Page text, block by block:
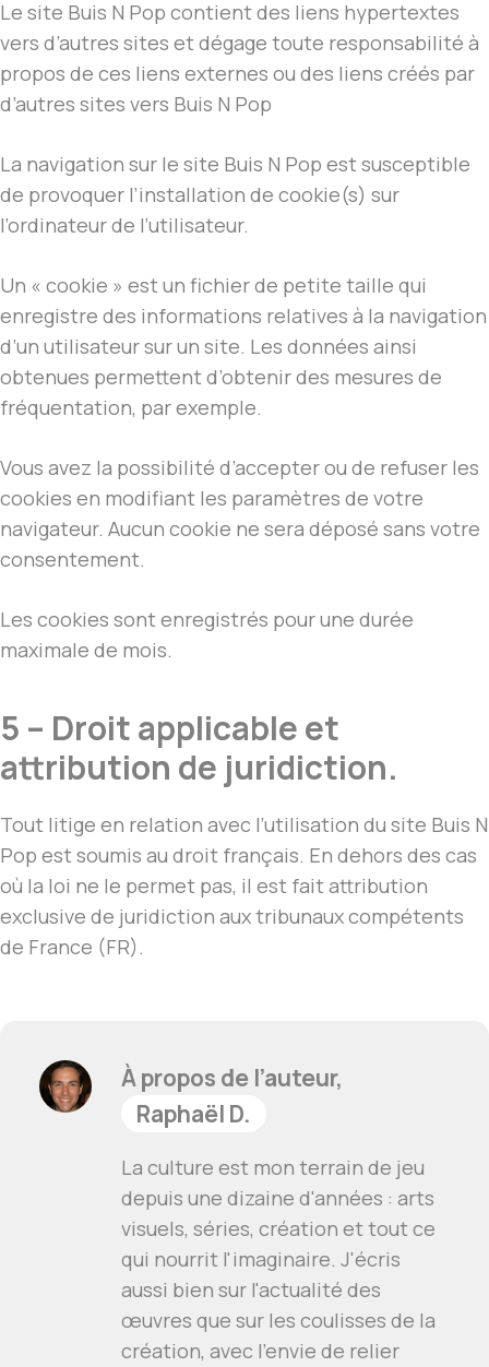
Le site Buis N Pop contient des liens hypertextes
vers d’autres sites et dégage toute responsabilité à
propos de ces liens externes ou des liens créés par
d’autres sites vers Buis N Pop
La navigation sur le site Buis N Pop est susceptible
de provoquer l’installation de cookie(s) sur
l’ordinateur de l’utilisateur.
Un « cookie » est un fichier de petite taille qui
enregistre des informations relatives à la navigation
d’un utilisateur sur un site. Les données ainsi
obtenues permettent d’obtenir des mesures de
fréquentation, par exemple.
Vous avez la possibilité d’accepter ou de refuser les
cookies en modifiant les paramètres de votre
navigateur. Aucun cookie ne sera déposé sans votre
consentement.
Les cookies sont enregistrés pour une durée
maximale de mois.
5 – Droit applicable et
attribution de juridiction.
Tout litige en relation avec l’utilisation du site Buis N
Pop est soumis au droit français. En dehors des cas
où la loi ne le permet pas, il est fait attribution
exclusive de juridiction aux tribunaux compétents
de France (FR).
À propos de l’auteur,
Raphaël D.
La culture est mon terrain de jeu
depuis une dizaine d'années : arts
visuels, séries, création et tout ce
qui nourrit l'imaginaire. J'écris
aussi bien sur l'actualité des
œuvres que sur les coulisses de la
création, avec l'envie de relier